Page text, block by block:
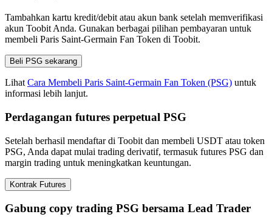
Tambahkan kartu kredit/debit atau akun bank setelah memverifikasi
akun Toobit Anda. Gunakan berbagai pilihan pembayaran untuk
membeli Paris Saint-Germain Fan Token di Toobit.
Beli PSG sekarang
Lihat Cara Membeli Paris Saint-Germain Fan Token (PSG) untuk
informasi lebih lanjut.
Perdagangan futures perpetual PSG
Setelah berhasil mendaftar di Toobit dan membeli USDT atau token
PSG, Anda dapat mulai trading derivatif, termasuk futures PSG dan
margin trading untuk meningkatkan keuntungan.
Kontrak Futures
Gabung copy trading PSG bersama Lead Trader